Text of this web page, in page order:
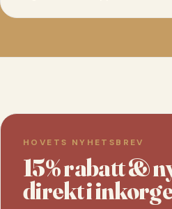
HOVETS NYHETSBREV
15% rabatt &
direkt i